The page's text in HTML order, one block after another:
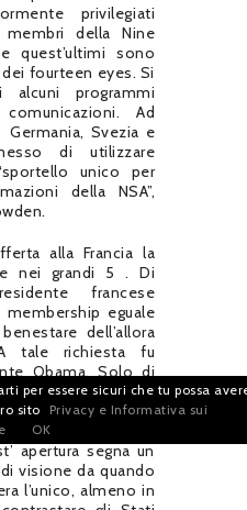
privilegiati
della Nine
quest’ultimi sono
fourteen eyes. Si
alcuni programmi
Ad
Germania, Svezia e
di utilizzare
unico per
della NSA”,
alla Francia la
nei grandi 5 . Di
francese
membership eguale
dell’allora
tale richiesta fu
Obama. Solo di
Formiche[32],
avrebbe
dell’alleanza del
apertura segna un
visione da quando
l’unico, almeno in
per essere sicuri che tu possa
sito
Privacy e Informativa sui
OK